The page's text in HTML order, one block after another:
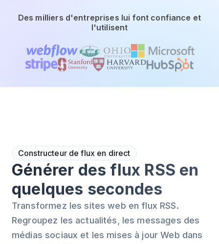
Des milliers d'entreprises lui font confiance et
l'utilisent
Constructeur de flux en direct
Générer des flux RSS en
quelques secondes
Transformez les sites web en flux RSS.
Regroupez les actualités, les messages des
médias sociaux et les mises à jour Web dans